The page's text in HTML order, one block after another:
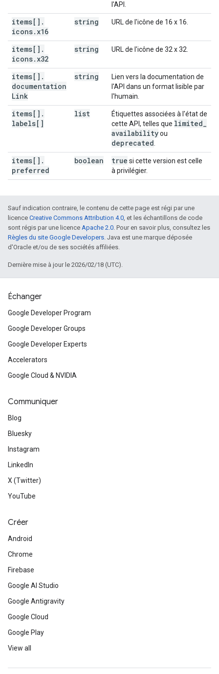
l'API.
items[] .
icons. x16
string URL de l'icône de 16 x 16.
items[] .
icons. x32
string URL de l'icône de 32 x 32.
items[] .
documentation
Link
string
Lien vers la documentation de
l'API dans un format lisible par
l'humain.
items[] .
labels[]
list
Étiquettes associées à l'état de
cette API, telles que limited
availabilityou
deprecated
items[] .
preferred
boolean true si cette version est celle
à privilégier.
Sauf indication contraire, le contenu de cette page est régi par une
licence Creative Commons Attribution 4.0, et les échantillons de code
sont régis par une licence Apache 2.0. Pour en savoir plus, consultez les
Règles du site Google Developers. Java est une marque déposée
d'Oracle et/ou de ses sociétés affiliées.
Dernière mise à jour le 2026/02/18 (UTC).
Échanger
Google Developer Program
Google Developer Groups
Google Developer Experts
Accelerators
Google Cloud & NVIDIA
Communiquer
Blog
Bluesky
Instagram
LinkedIn
X (Twitter)
YouTube
Créer
Android
Chrome
Firebase
Google AI Studio
Google Antigravity
Google Cloud
Google Play
View all